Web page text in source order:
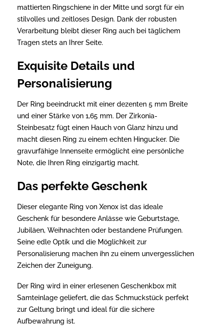
mattierten Ringschiene in der Mitte und sorgt für ein
stilvolles und zeitloses Design. Dank der robusten
Verarbeitung bleibt dieser Ring auch bei täglichem
Tragen stets an Ihrer Seite.
Exquisite Details und
Personalisierung
Der Ring beeindruckt mit einer dezenten 5 mm Breite
und einer Stärke von 1,65 mm. Der Zirkonia-
Steinbesatz fügt einen Hauch von Glanz hinzu und
macht diesen Ring zu einem echten Hingucker. Die
gravurfähige Innenseite ermöglicht eine persönliche
Note, die Ihren Ring einzigartig macht.
Das perfekte Geschenk
Dieser elegante Ring von Xenox ist das ideale
Geschenk für besondere Anlässe wie Geburtstage,
Jubiläen, Weihnachten oder bestandene Prüfungen.
Seine edle Optik und die Möglichkeit zur
Personalisierung machen ihn zu einem unvergesslichen
Zeichen der Zuneigung.
Der Ring wird in einer erlesenen Geschenkbox mit
Samteinlage geliefert, die das Schmuckstück perfekt
zur Geltung bringt und ideal für die sichere
Aufbewahrung ist.